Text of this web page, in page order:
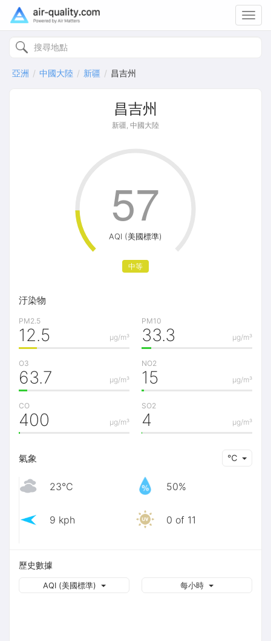
亞洲 中國大陸 新疆 昌吉州
昌吉州
新疆, 中國大陸
AQI (美國標準)
中等
57
汙染物
PM2.5
μg/m³
12.5
PM10
μg/m³
33.3
O3
μg/m³
63.7
NO2
μg/m³
15
CO
μg/m³
400
SO2
μg/m³
4
氣象 ℃
23℃ 50%
9 kph 0 of 11
歷史數據
每小時
AQI (美國標準)